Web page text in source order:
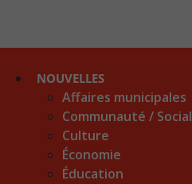
NOUVELLES
Affaires municipales
Communauté / Social
Culture
Économie
Éducation